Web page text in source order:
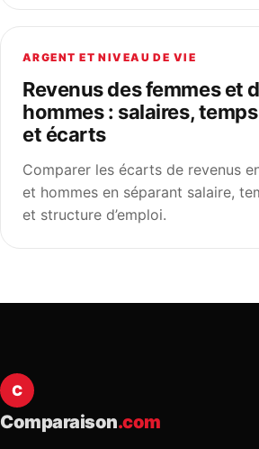
ARGENT ET NIVEAU DE VIE
Revenus des femmes et
hommes : salaires,
et écarts
Comparer les écarts de revenus
et hommes en séparant salaire,
et structure d’emploi.
C
Comparaison.com